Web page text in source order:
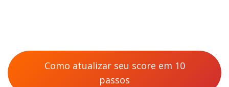
Como atualizar seu score em 10
passos